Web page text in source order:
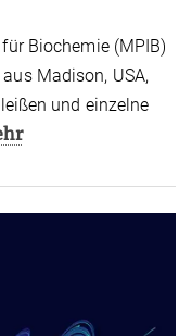
Biochemie (MPIB)
Madison, USA,
und einzelne